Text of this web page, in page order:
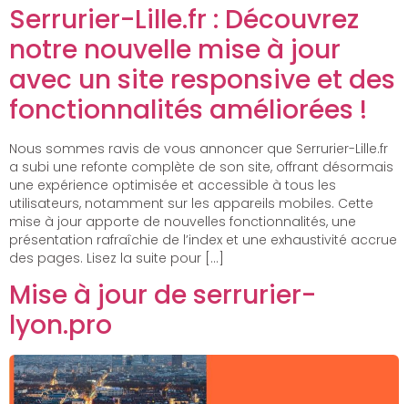
Serrurier-Lille.fr : Découvrez
notre nouvelle mise à jour
avec un site responsive et des
fonctionnalités améliorées !
Nous sommes ravis de vous annoncer que Serrurier-Lille.fr
a subi une refonte complète de son site, offrant désormais
une expérience optimisée et accessible à tous les
utilisateurs, notamment sur les appareils mobiles. Cette
mise à jour apporte de nouvelles fonctionnalités, une
présentation rafraîchie de l’index et une exhaustivité accrue
des pages. Lisez la suite pour […]
Mise à jour de serrurier-
lyon.pro